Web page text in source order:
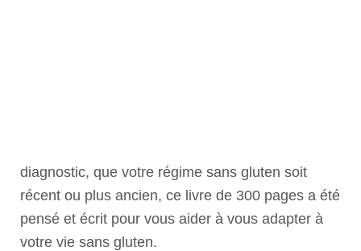
diagnostic, que votre régime sans gluten soit
récent ou plus ancien, ce livre de 300 pages a été
pensé et écrit pour vous aider à vous adapter à
votre vie sans gluten.